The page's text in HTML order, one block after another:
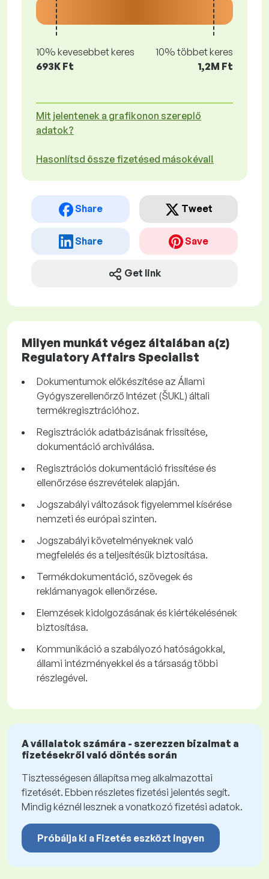
10% kevesebbet keres
693K Ft
10% többet keres
1,2M Ft
Mit jelentenek a grafikonon szereplő
adatok?
Hasonlítsd össze fizetésed másokéval!
Share Tweet
Share Save
Get link
Milyen munkát végez általában a(z)
Regulatory Affairs Specialist
Dokumentumok előkészítése az Állami
Gyógyszerellenőrző Intézet (ŠUKL) általi
termékregisztrációhoz.
Regisztrációk adatbázisának frissítése,
dokumentáció archiválása.
Regisztrációs dokumentáció frissítése és
ellenőrzése észrevételek alapján.
Jogszabályi változások figyelemmel kísérése
nemzeti és európai szinten.
Jogszabályi követelményeknek való
megfelelés és a teljesítésük biztosítása.
Termékdokumentáció, szövegek és
reklámanyagok ellenőrzése.
Elemzések kidolgozásának és kiértékelésének
biztosítása.
Kommunikáció a szabályozó hatóságokkal,
állami intézményekkel és a társaság többi
részlegével.
A vállalatok számára - szerezzen bizalmat a
fizetésekről való döntés során
Tisztességesen állapítsa meg alkalmazottai
fizetését. Ebben részletes fizetési jelentés segít.
Mindig kéznél lesznek a vonatkozó fizetési adatok.
Próbálja ki a Fizetés eszközt ingyen